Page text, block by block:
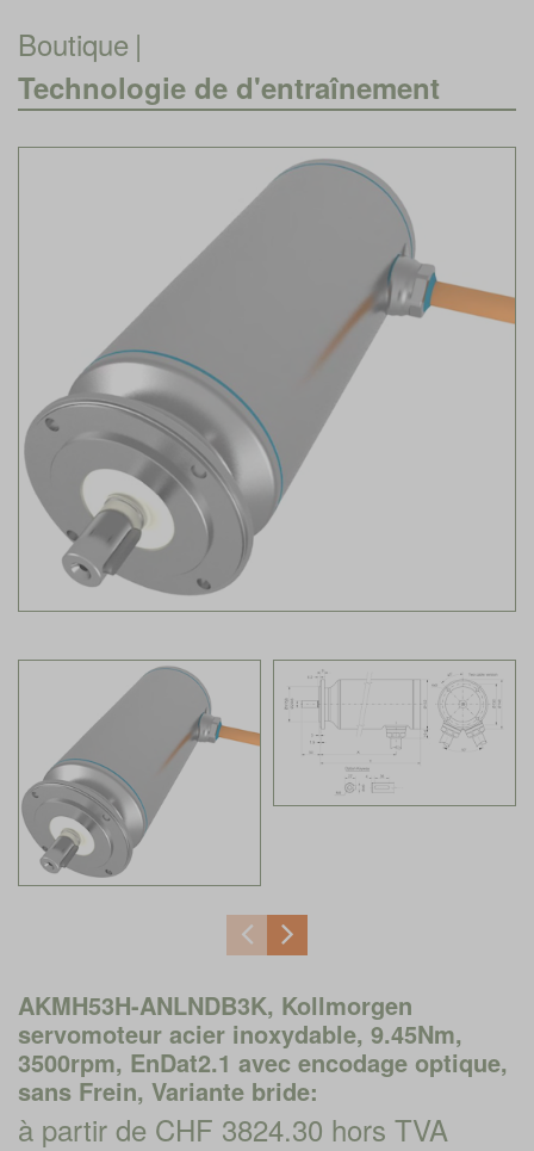
Boutique |
Technologie de d'entraînement
AKMH53H-ANLNDB3K, Kollmorgen
servomoteur acier inoxydable, 9.45Nm,
3500rpm, EnDat2.1 avec encodage optique,
sans Frein, Variante bride:
à partir de CHF 3824.30 hors TVA